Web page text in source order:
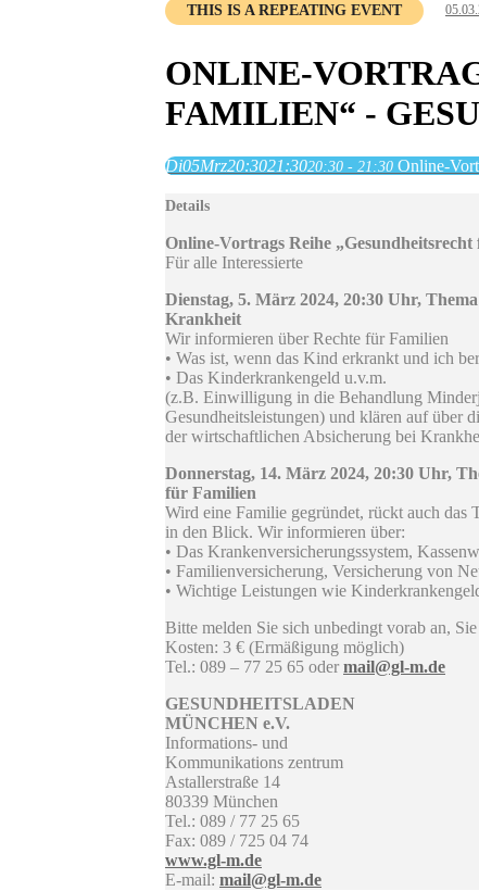
THIS IS A REPEATING EVENT
ONLINE-
FAMILIEN“ -
Di05Mrz20:3021:3020:30 - 21:30 Online-
Details
Online-Vortrags Reihe
Für alle Interessierte
Dienstag, 5. März 2024, 20:30 Uhr,
Krankheit
Wir informieren über Rechte für Familien
• Was ist, wenn das Kind erkrankt und ich
• Das Kinderkrankengeld u.v.m.
(z.B. Einwilligung in die Behandlung
Gesundheitsleistungen) und klären auf über
der wirtschaftlichen Absicherung bei
Donnerstag, 14. März 2024, 20:30 Uhr,
für Familien
Wird eine Familie gegründet, rückt auch das
in den Blick. Wir informieren über:
• Das Krankenversicherungssystem,
• Familienversicherung, Versicherung von
• Wichtige Leistungen wie
Bitte melden Sie sich unbedingt vorab an,
Kosten: 3 € (Ermäßigung möglich)
Tel.: 089 – 77 25 65 oder mail@gl-m.de
GESUNDHEITSLADEN
MÜNCHEN e.V.
Informations- und
Kommunikations zentrum
Astallerstraße 14
80339 München
Tel.: 089 / 77 25 65
Fax: 089 / 725 04 74
www.gl-m.de
E-mail: mail@gl-m.de